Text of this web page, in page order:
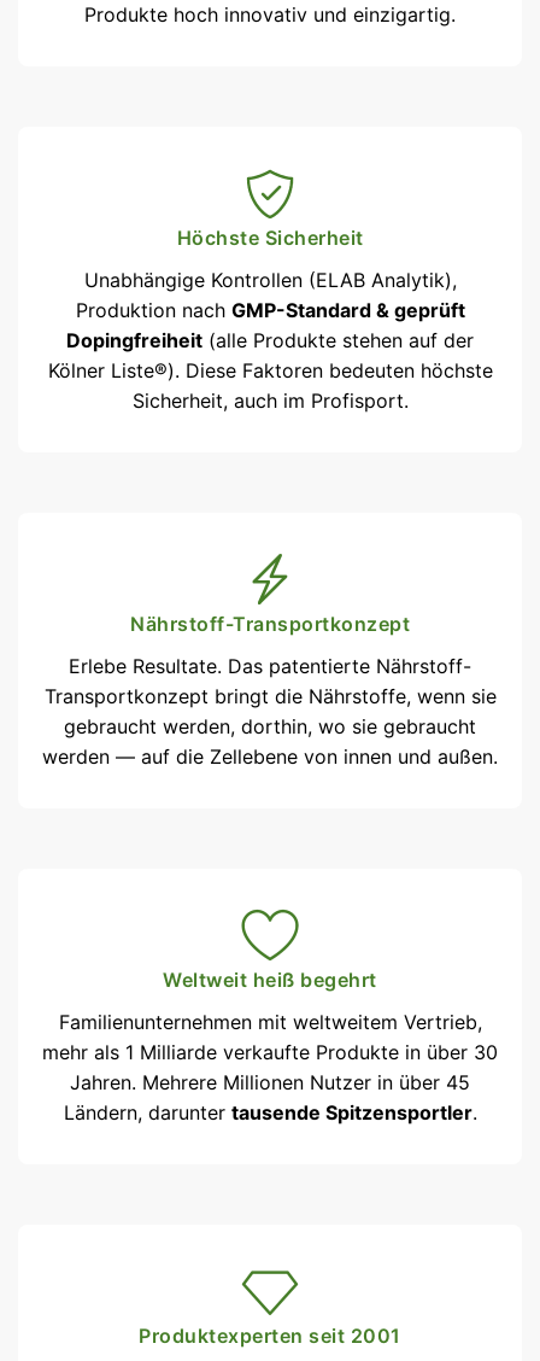
Produkte hoch innovativ und einzigartig.
Höchste Sicherheit
Unabhängige Kontrollen (ELAB Analytik),
Produktion nach GMP-Standard & geprüft
Dopingfreiheit (alle Produkte stehen auf der
Kölner Liste®). Diese Faktoren bedeuten höchste
Sicherheit, auch im Profisport.
Nährstoff-Transportkonzept
Erlebe Resultate. Das patentierte Nährstoff-
Transportkonzept bringt die Nährstoffe, wenn sie
gebraucht werden, dorthin, wo sie gebraucht
werden — auf die Zellebene von innen und außen.
Weltweit heiß begehrt
Familienunternehmen mit weltweitem Vertrieb,
mehr als 1 Milliarde verkaufte Produkte in über 30
Jahren. Mehrere Millionen Nutzer in über 45
Ländern, darunter tausende Spitzensportler.
Produktexperten seit 2001